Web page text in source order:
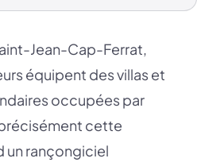
Jean-Cap-Ferrat,
équipent des villas et
occupées par
cette
un rançongiciel